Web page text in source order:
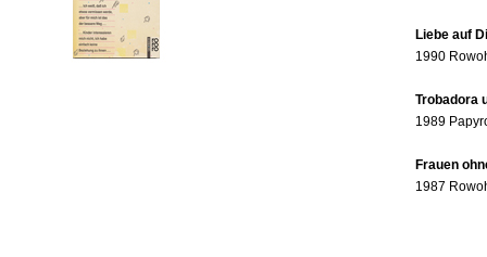
Liebe auf
1990
Trobadora
1989
Frauen
1987